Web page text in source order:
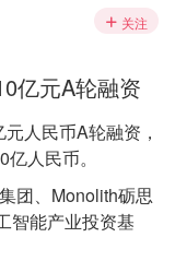
关注
亿元A轮融资
人民币A轮融资，
人民币。
团、Monolith砺思
智能产业投资基